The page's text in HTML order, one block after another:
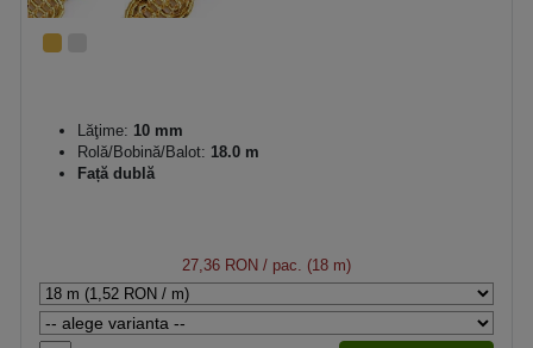
Lăţime: 10 mm
Rolă/Bobină/Balot: 18.0 m
Față dublă
27,36 RON / pac. (18 m)